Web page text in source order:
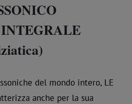
del mondo intero, LE
anche per la sua